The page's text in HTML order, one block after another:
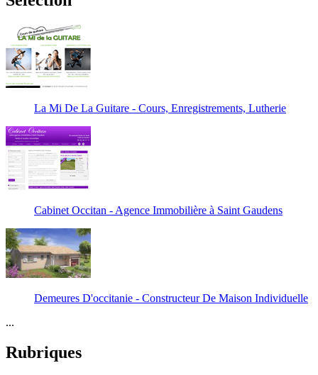
La Mi De La Guitare - Cours, Enregistrements, Lutherie
Cabinet Occitan - Agence Immobilière à Saint Gaudens
Demeures D'occitanie - Constructeur De Maison Individuelle
...
Rubriques